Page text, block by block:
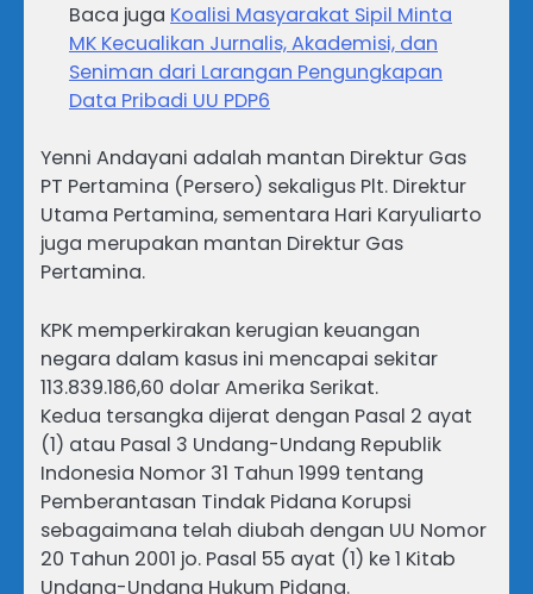
Baca juga Koalisi Masyarakat Sipil Minta
MK Kecualikan Jurnalis, Akademisi, dan
Seniman dari Larangan Pengungkapan
Data Pribadi UU PDP6
Yenni Andayani adalah mantan Direktur Gas
PT Pertamina (Persero) sekaligus Plt. Direktur
Utama Pertamina, sementara Hari Karyuliarto
juga merupakan mantan Direktur Gas
Pertamina.
KPK memperkirakan kerugian keuangan
negara dalam kasus ini mencapai sekitar
113.839.186,60 dolar Amerika Serikat.
Kedua tersangka dijerat dengan Pasal 2 ayat
(1) atau Pasal 3 Undang-Undang Republik
Indonesia Nomor 31 Tahun 1999 tentang
Pemberantasan Tindak Pidana Korupsi
sebagaimana telah diubah dengan UU Nomor
20 Tahun 2001 jo. Pasal 55 ayat (1) ke 1 Kitab
Undang-Undang Hukum Pidana.